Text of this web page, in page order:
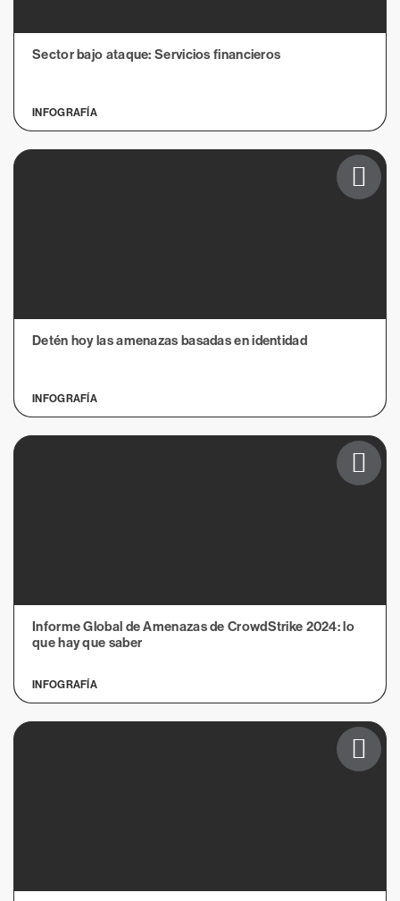
Sector bajo ataque: Servicios financieros
INFOGRAFÍA
Detén hoy las amenazas basadas en identidad
INFOGRAFÍA
Informe Global de Amenazas de CrowdStrike 2024: lo
que hay que saber
INFOGRAFÍA